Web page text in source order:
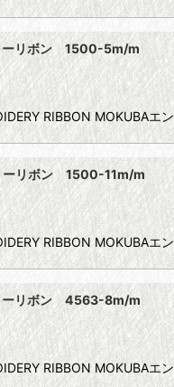
ーリボン 1500-5m/m
RIBBON
ーリボン 1500-11m/m
RIBBON
ーリボン 4563-8m/m
RIBBON